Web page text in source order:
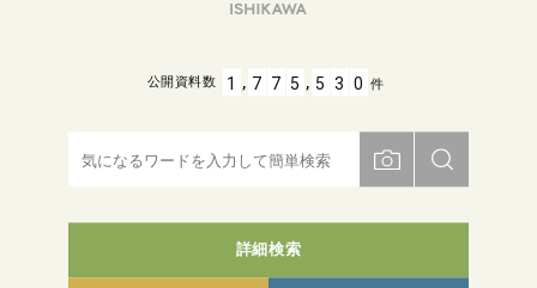
詳細検索
公開資料数 1 , 7 7 5 , 5 3 0 件